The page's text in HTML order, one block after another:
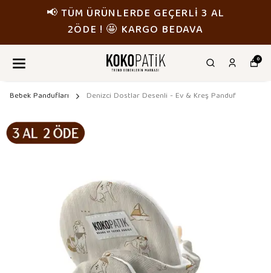
📢 TÜM ÜRÜNLERDE GEÇERLİ 3 AL
2ÖDE ! 🤩 KARGO BEDAVA
0
Bebek Pandufları Denizci Dostlar Desenli - Ev & Kreş Panduf